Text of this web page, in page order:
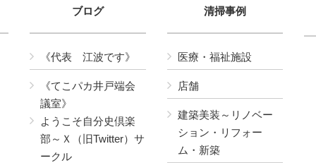
ブログ
《代表 江波です》
《てこパカ井戸端会
議室》
ようこそ自分史倶楽
部～Ｘ（旧Twitter）サ
ークル
清掃事例
医療・福祉施設
店舗
建築美装～リノベー
ション・リフォー
ム・新築